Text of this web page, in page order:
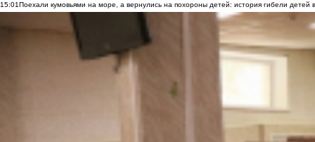
15:01Поехали кумовьями на море, а вернулись на похороны детей: история гибели детей